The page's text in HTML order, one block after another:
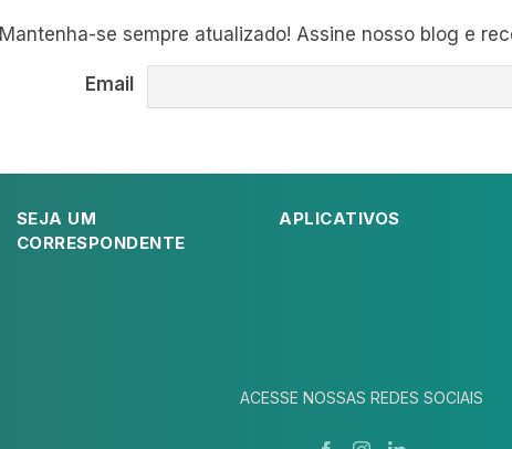
Mantenha-se sempre atualizado! Assine nosso blog e
Email
SEJA UM
CORRESPONDENTE
APLICATIVOS
ACESSE NOSSAS REDES SOCIAIS